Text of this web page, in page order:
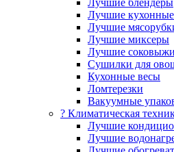
Лучшие
Лучшие
Лучшие миксеры
Лучшие
Сушилки для
Кухонные весы
Ломтерезки
Вакуумные
?️ Климатическая
Лучшие
Лучшие